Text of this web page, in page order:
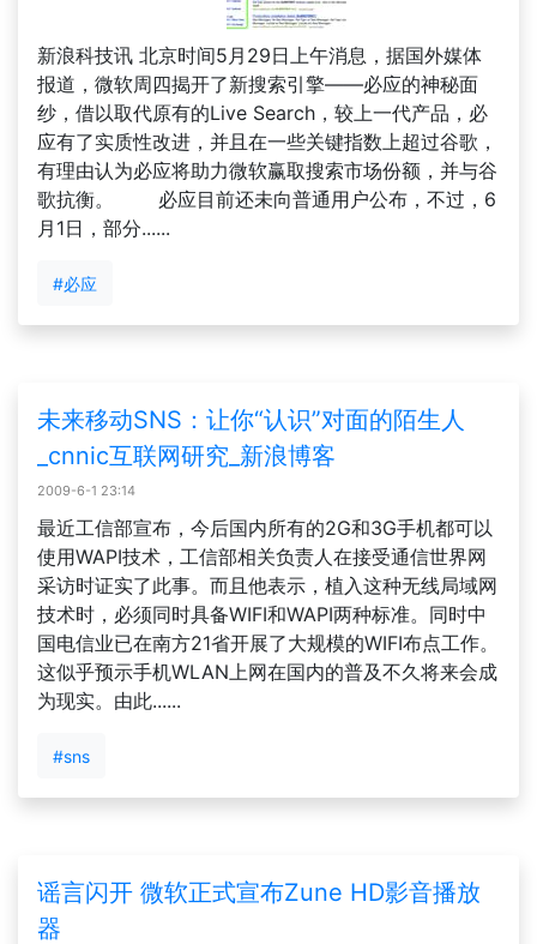
新浪科技讯 北京时间5月29日上午消息，据国外媒体
报道，微软周四揭开了新搜索引擎——必应的神秘面
纱，借以取代原有的Live Search，较上一代产品，必
应有了实质性改进，并且在一些关键指数上超过谷歌，
有理由认为必应将助力微软赢取搜索市场份额，并与谷
歌抗衡。 必应目前还未向普通用户公布，不过，6
月1日，部分......
#必应
未来移动SNS：让你“认识”对面的陌生人
_cnnic互联网研究_新浪博客
2009-6-1 23:14
最近工信部宣布，今后国内所有的2G和3G手机都可以
使用WAPI技术，工信部相关负责人在接受通信世界网
采访时证实了此事。而且他表示，植入这种无线局域网
技术时，必须同时具备WIFI和WAPI两种标准。同时中
国电信业已在南方21省开展了大规模的WIFI布点工作。
这似乎预示手机WLAN上网在国内的普及不久将来会成
为现实。由此......
#sns
谣言闪开 微软正式宣布Zune HD影音播放
器